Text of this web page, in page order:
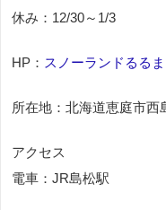
休み：12/30～1/3
HP： スノーランドるる
所在地：北海道恵庭市西
アクセス
電車：JR島松駅